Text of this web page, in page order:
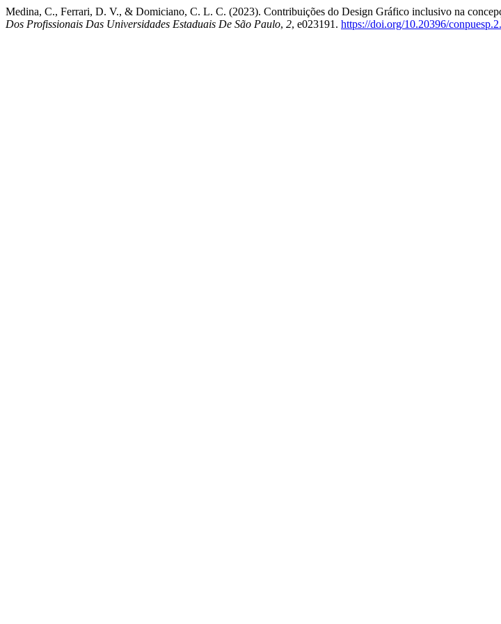
Medina, C., Ferrari, D. V., & Domiciano, C. L. C. (2023). Contribuições do Design Gráfico inclusivo na
Dos Profissionais Das Universidades Estaduais De São Paulo, 2, e023191. https://doi.org/10.20396/